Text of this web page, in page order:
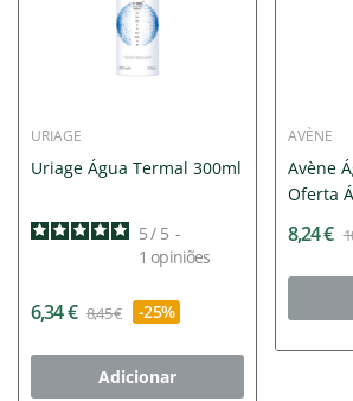
URIAGE
Uriage Água Termal 300ml
5/ 5 -
1 opiniões
6,34 € 8,45 € -25%
Adicionar
AVÈNE
Avène
Oferta
8,24 €